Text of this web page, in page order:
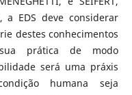
a EDS deve considerar
destes conhecimentos
prática de modo
será uma práxis
humana seja